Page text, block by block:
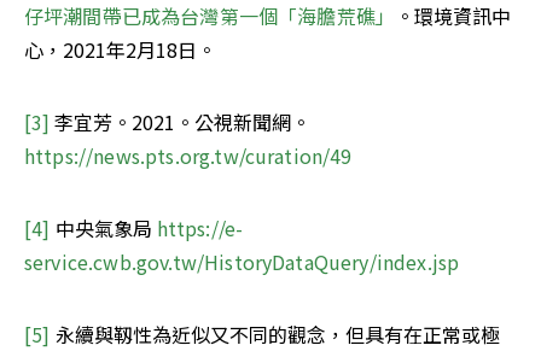
仔坪潮間帶已成為台灣第一個「海膽荒礁」
。環境資訊中
心，2021年2月18日。
[3] 李宜芳。2021。公視新聞網。
https://news.pts.org.tw/curation/49
[4] 中央氣象局 https://e-
service.cwb.gov.tw/HistoryDataQuery/index.jsp
[5] 永續與靱性為近似又不同的觀念，但具有在正常或極